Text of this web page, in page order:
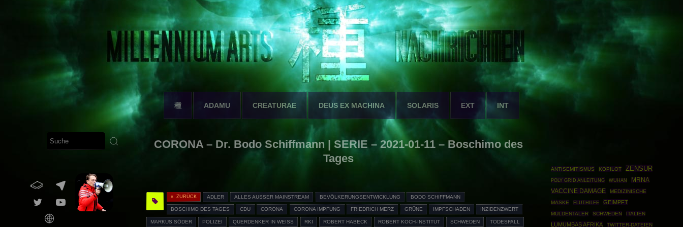
種 ADAMU CREATURAE DEUS EX MACHINA SOLARIS EXT INT
CORONA – Dr. Bodo Schiffmann | SERIE – 2021-01-11 – Boschimo des
Tages
« ZURÜCK ADLER ALLES AUSSER MAINSTREAM BEVÖLKERUNGSENTWICKLUNG BODO SCHIFFMANN
BOSCHIMO DES TAGES CDU CORONA CORONA IMPFUNG FRIEDRICH MERZ GRÜNE IMPFSCHADEN INZIDENZWERT
MARKUS SÖDER POLIZEI QUERDENKER IN WEISS RKI ROBERT HABECK ROBERT KOCH-INSTITUT SCHWEDEN TODESFALL
ANTISEMITISMUS KOPILOT ZENSUR
POLY GRID ANLEITUNG WUHAN
MRNA
VACCINE DAMAGE
MEDIZINISCHE
MASKE
FLUTHILFE GEIMPFT
MULDENTALER SCHWEDEN ITALIEN
LUMUMBAS AFRIKA TWITTER-DATEIEN